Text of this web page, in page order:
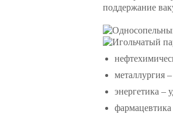
поддержание
металлургия
энергетика –